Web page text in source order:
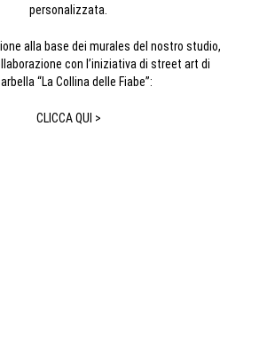
personalizzata.
alla base dei murales del nostro studio,
con l’iniziativa di street art di
“La Collina delle Fiabe”:
CLICCA QUI >